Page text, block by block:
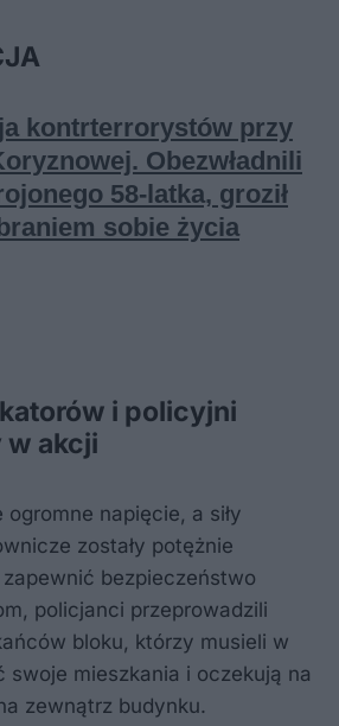
i policyjni
akcji
napięcie, a siły
zostały potężnie
bezpieczeństwo
policjanci przeprowadzili
bloku, którzy musieli w
swoje mieszkania i oczekują na
zewnątrz budynku.